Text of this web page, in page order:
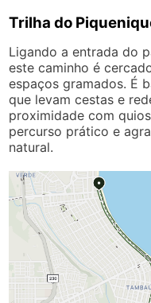
Trilha do
Ligando a entrada do
este caminho é
espaços gramados. É
que levam cestas e
proximidade com
percurso prático e
natural.